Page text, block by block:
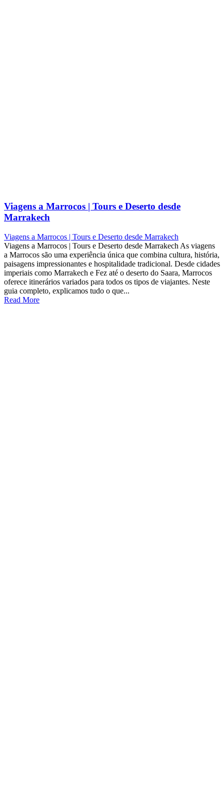
Viagens a Marrocos | Tours e Deserto desde
Marrakech
Viagens a Marrocos | Tours e Deserto desde Marrakech
Viagens a Marrocos | Tours e Deserto desde Marrakech As viagens
a Marrocos são uma experiência única que combina cultura, história,
paisagens impressionantes e hospitalidade tradicional. Desde cidades
imperiais como Marrakech e Fez até o deserto do Saara, Marrocos
oferece itinerários variados para todos os tipos de viajantes. Neste
guia completo, explicamos tudo o que...
Read More